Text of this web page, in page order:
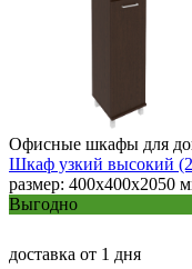
Офисные шкафы для
Шкаф узкий высокий
размер: 400х400х2050
Выгодно
доставка от 1 дня